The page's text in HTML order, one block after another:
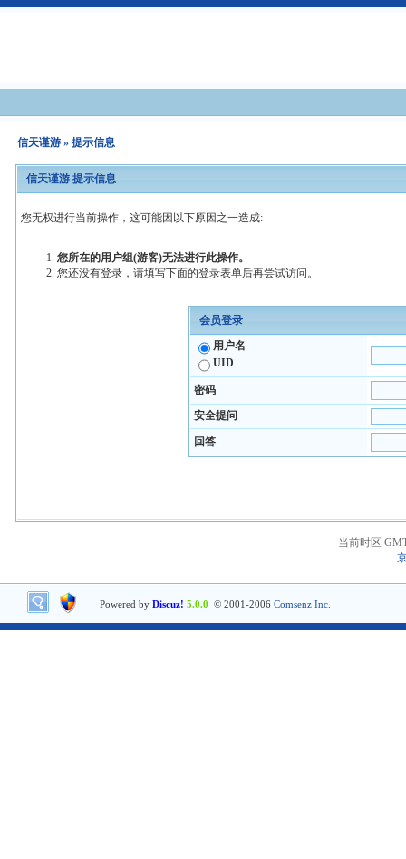
信天谨游 » 提示信息
信天谨游 提示信息
您无权进行当前操作，这可能因以下原因之一造成:
您所在的用户组(游客)无法进行此操作。
您还没有登录，请填写下面的登录表单后再尝试访问。
会员登录
用户名
UID
密码
安全提问
回答
当前时区
Powered by Discuz! 5.0.0 © 2001-2006 Comsenz Inc.